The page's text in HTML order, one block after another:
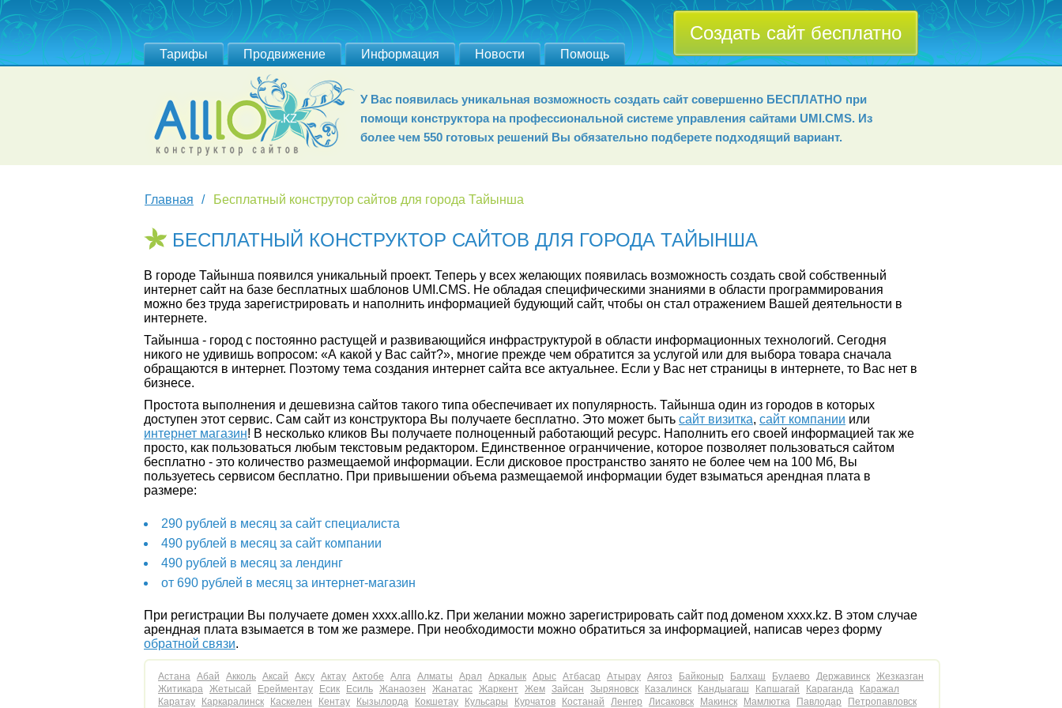
Тарифы Продвижение Информация Новости Помощь
Создать сайт бесплатно
У Вас появилась уникальная возможность создать сайт совершенно БЕСПЛАТНО при
помощи конструктора на профессиональной системе управления сайтами UMI.СMS. Из
более чем 550 готовых решений Вы обязательно подберете подходящий вариант.
Главная Бесплатный конструтор сайтов для города Тайынша
БЕСПЛАТНЫЙ КОНСТРУКТОР САЙТОВ ДЛЯ ГОРОДА ТАЙЫНША
В городе Тайынша появился уникальный проект. Теперь у всех желающих появилась возможность создать свой собственный
интернет сайт на базе бесплатных шаблонов UMI.CMS. Не обладая специфическими знаниями в области программирования
можно без труда зарегистрировать и наполнить информацией будующий сайт, чтобы он стал отражением Вашей деятельности в
интернете.
Тайынша - город с постоянно растущей и развивающийся инфраструктурой в области информационных технологий. Сегодня
никого не удивишь вопросом: «А какой у Вас сайт?», многие прежде чем обратится за услугой или для выбора товара сначала
обращаются в интернет. Поэтому тема создания интернет сайта все актуальнее. Если у Вас нет страницы в интернете, то Вас нет в
бизнесе.
Простота выполнения и дешевизна сайтов такого типа обеспечивает их популярность. Тайынша один из городов в которых
доступен этот сервис. Сам сайт из конструктора Вы получаете бесплатно. Это может быть сайт визитка, сайт компании или
интернет магазин! В несколько кликов Вы получаете полноценный работающий ресурс. Наполнить его своей информацией так же
просто, как пользоваться любым текстовым редактором. Единственное огранчичение, которое позволяет пользоваться сайтом
бесплатно - это количество размещаемой информации. Если дисковое пространство занято не более чем на 100 Мб, Вы
пользуетесь сервисом бесплатно. При привышении объема размещаемой информации будет взыматься арендная плата в
размере:
290 рублей в месяц за сайт специалиста
490 рублей в месяц за сайт компании
490 рублей в месяц за лендинг
от 690 рублей в месяц за интернет-магазин
При регистрации Вы получаете домен хххх.alllo.kz. При желании можно зарегистрировать сайт под доменом хххх.kz. В этом случае
арендная плата взымается в том же размере. При необходимости можно обратиться за информацией, написав через форму
обратной связи.
Астана Абай Акколь Аксай Аксу Актау Актобе Алга Алматы Арал Аркалык Арыс Атбасар Атырау Аягоз Байконыр Балхаш Булаево Державинск Жезказган
Житикара Жетысай Ерейментау Есик Есиль Жанаозен Жанатас Жаркент Жем Зайсан Зыряновск Казалинск Кандыагаш Капшагай Караганда
Каражал
Каратау
Каркаралинск Каскелен Кентау Кызылорда Кокшетау Кульсары Курчатов Костанай Ленгер Лисаковск Макинск Мамлютка Павлодар Петропавловск